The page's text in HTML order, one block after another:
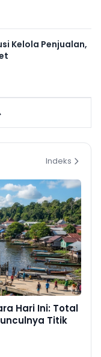
Kelola Penjualan,
Indeks
Hari Ini: Total
Titik